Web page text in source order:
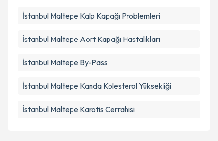
İstanbul Maltepe Kalp Kapağı Problemleri
İstanbul Maltepe Aort Kapağı Hastalıkları
İstanbul Maltepe By-Pass
İstanbul Maltepe Kanda Kolesterol Yüksekliği
İstanbul Maltepe Karotis Cerrahisi